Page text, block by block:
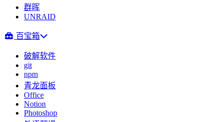
群晖
UNRAID
百宝箱
破解软件
git
npm
青龙面板
Office
Notion
Photoshop